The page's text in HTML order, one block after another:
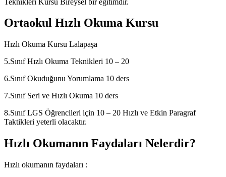
Ortaokul Hızlı Okuma Kursu
Hızlı Okuma Kursu Lalapaşa
5.Sınıf Hızlı Okuma Teknikleri 10 – 20
6.Sınıf Okuduğunu Yorumlama 10 ders
7.Sınıf Seri ve Hızlı Okuma 10 ders
8.Sınıf LGS Öğrencileri için 10 – 20 Hızlı ve Etkin Paragraf
Taktikleri yeterli olacaktır.
Hızlı Okumanın Faydaları Nelerdir?
Hızlı okumanın faydaları :